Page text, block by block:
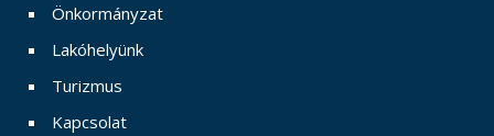
Önkormányzat
Lakóhelyünk
Turizmus
Kapcsolat